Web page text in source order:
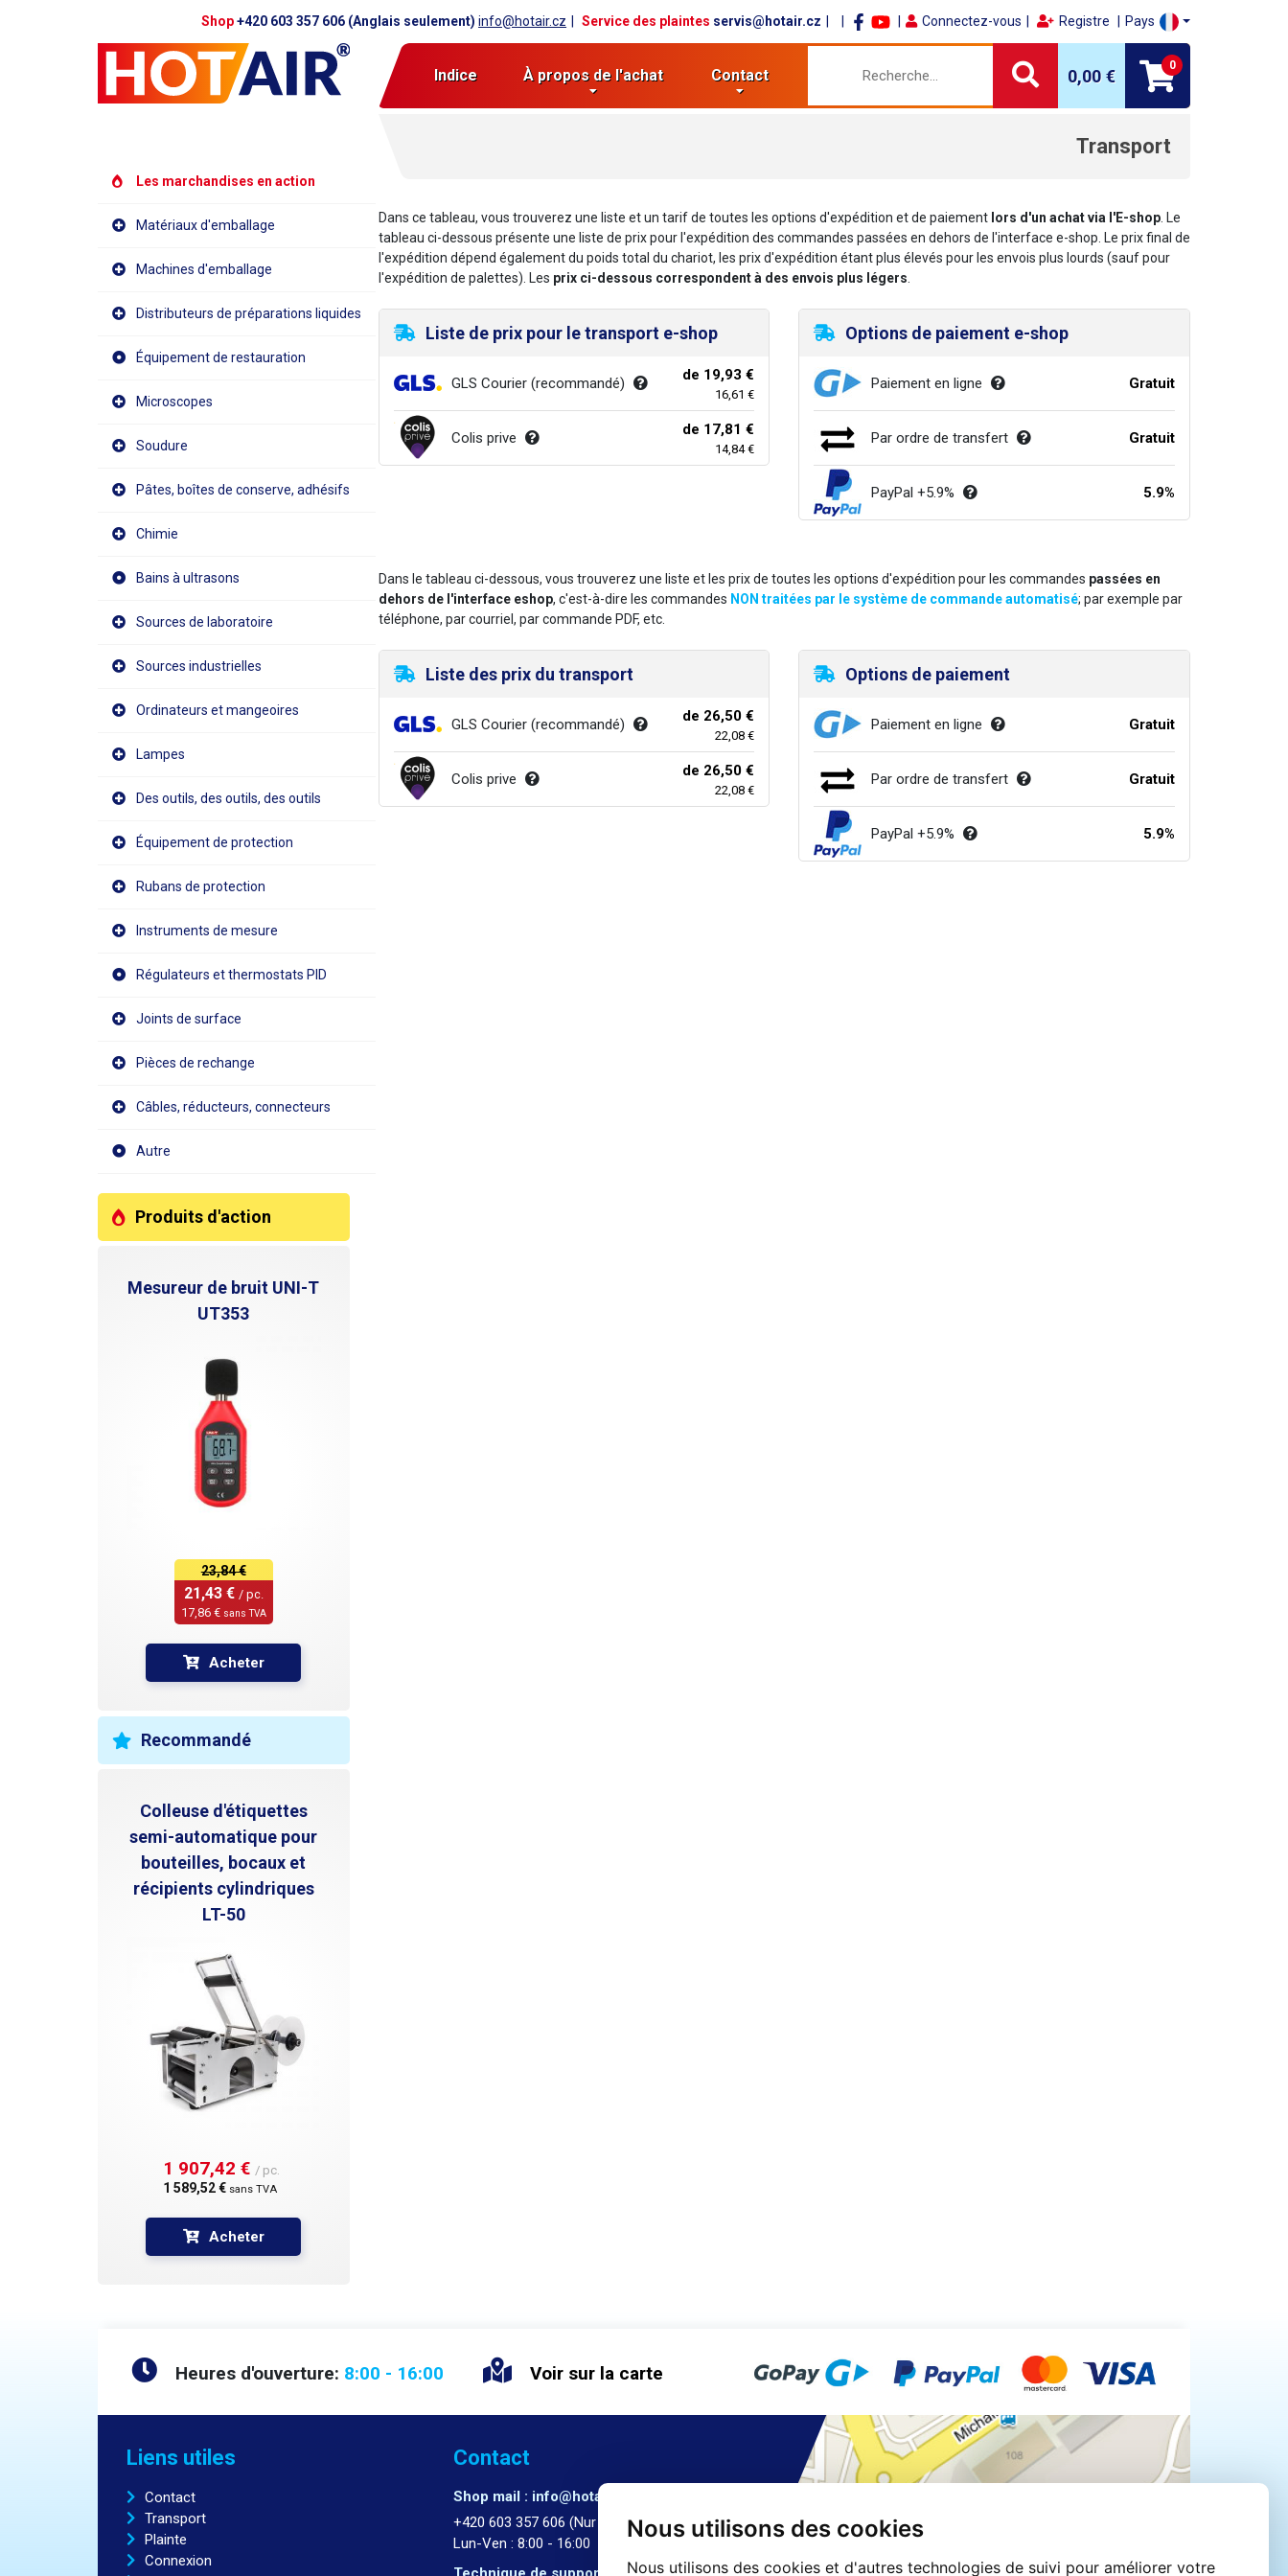
Nous utilisons des cookies
Nous utilisons des cookies et d'autres technologies de suivi pour améliorer votre
Shop+420 603 357 606 (Anglais seulement) info@hotair.cz Service des plaintes servis@hotair.cz Connectez-vous Registre Pays
Indice À propos de l'achat Contact 0,00 €
0
Les marchandises en action
Matériaux d'emballage
Machines d'emballage
Distributeurs de préparations liquides
Équipement de restauration
Microscopes
Soudure
Pâtes, boîtes de conserve, adhésifs
Chimie
Bains à ultrasons
Sources de laboratoire
Sources industrielles
Ordinateurs et mangeoires
Lampes
Des outils, des outils, des outils
Équipement de protection
Rubans de protection
Instruments de mesure
Régulateurs et thermostats PID
Joints de surface
Pièces de rechange
Câbles, réducteurs, connecteurs
Autre
Produits d'action
Mesureur de bruit UNI-T
UT353
23,84 €
21,43 € / pc.
17,86 € sans TVA
Acheter
Recommandé
Colleuse d'étiquettes
semi-automatique pour
bouteilles, bocaux et
récipients cylindriques
LT-50
1 907,42 € / pc.
1 589,52 € sans TVA
Acheter
Transport
Dans ce tableau, vous trouverez une liste et un tarif de toutes les options d'expédition et de paiement lors d'un achat via l'E-shop. Le
tableau ci-dessous présente une liste de prix pour l'expédition des commandes passées en dehors de l'interface e-shop. Le prix final de
l'expédition dépend également du poids total du chariot, les prix d'expédition étant plus élevés pour les envois plus lourds (sauf pour
l'expédition de palettes). Les prix ci-dessous correspondent à des envois plus légers
Liste de prix pour le transport e-shop
GLS Courier (recommandé)
de 19,93 €
16,61 €
Colis prive
de 17,81 €
14,84 €
Options de paiement e-shop
Paiement en ligne Gratuit
Par ordre de transfert Gratuit
PayPal +5.9% 5.9%
Dans le tableau ci-dessous, vous trouverez une liste et les prix de toutes les options d'expédition pour les commandes passées en
dehors de l'interface eshop, c'est-à-dire les commandes NON traitées par le système de commande automatisé; par exemple par
téléphone, par courriel, par commande PDF, etc.
Liste des prix du transport
GLS Courier (recommandé)
de 26,50 €
22,08 €
Colis prive
de 26,50 €
22,08 €
Options de paiement
Paiement en ligne Gratuit
Par ordre de transfert Gratuit
PayPal +5.9% 5.9%
Heures d'ouverture: 8:00 - 16:00 Voir sur la carte
Liens utiles
Contact
Transport
Plainte
Connexion
Contact
Shop mail : info@hotair.cz
+420 603 357 606 (Nur Englisch)
Lun-Ven : 8:00 - 16:00